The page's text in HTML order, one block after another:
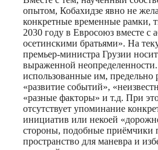
опытом, Кобахидзе явно не
конкретные временные рамки,
2030 году в Евросоюз вместе с
осетинскими братьями». На
премьер-министра Грузии
выраженной
использованные им, предельно
«развитие событий»,
«разные факторы» и т.д. При
отсутствует упоминание
инициатив или некоей
стороны, подобные приёмчики
пространство для маневра и